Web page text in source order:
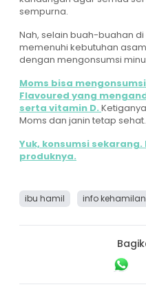
sempurna.
Nah, selain buah-buahan
memenuhi kebutuhan
dengan mengonsumsi
Moms bisa
Flavoured yang
serta vitamin D.
Moms dan janin tetap sehat.
Yuk, konsumsi
produknya.
ibu hamil info kehamilan